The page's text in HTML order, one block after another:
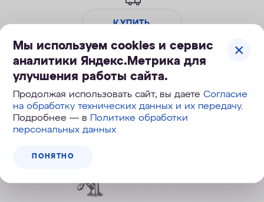
КУПИТЬ
Скидка
Мы используем cookies и сервис
аналитики Яндекс.Метрика для
улучшения работы сайта.
Продолжая использовать сайт, вы даетеСогласие
на обработку технических данных и их передачу.
Подробнее — в Политике обработки
персональных данных
ПОНЯТНО